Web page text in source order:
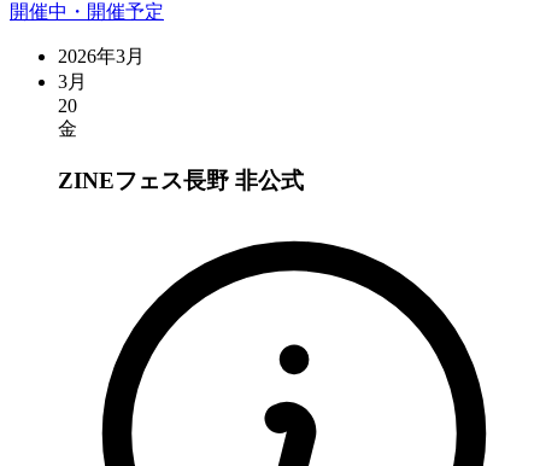
開催中・開催予定
2026年3月
3月
20
金
ZINEフェス長野 非公式